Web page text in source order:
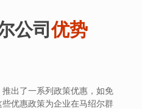
公司优势
出了一系列政策优惠，如免
优惠政策为企业在马绍尔群